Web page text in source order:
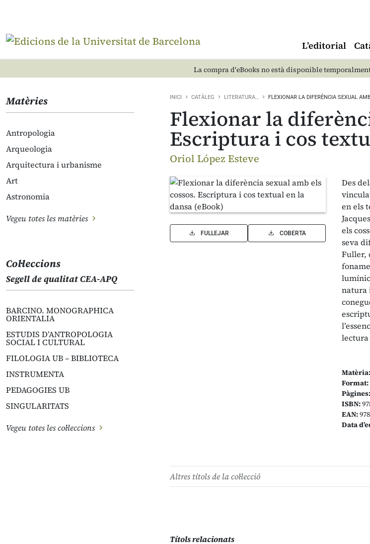
L’editorial
La compra d'eBooks no està disponible
Matèries
Antropologia
Arqueologia
Arquitectura i urbanisme
Art
Astronomia
Vegeu totes les matèries
Col·leccions
Segell de qualitat CEA-APQ
BARCINO. MONOGRAPHICA
ORIENTALIA
ESTUDIS D’ANTROPOLOGIA
SOCIAL I CULTURAL
FILOLOGIA UB – BIBLIOTECA
INSTRUMENTA
PEDAGOGIES UB
SINGULARITATS
Vegeu totes les col·leccions
INICI CATÀLEG LITERATURA… FLEXIONAR LA DIFERÈNCIA SEXUAL
Flexionar la
Escriptura i cos
Oriol López Esteve
FULLEJAR COBERTA
Des
en els
els
seva
Fuller,
natura
lectura
Matèria:
Format:
Pàgines:
ISBN:
EAN:
Data
Altres títols de la col·lecció
Títols relacionats